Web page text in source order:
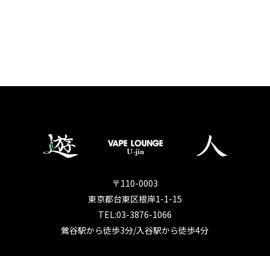
〒110-0003
東京都台東区根岸1-1-15
TEL:03-3876-1066
鶯谷駅から徒歩3分/入谷駅から徒歩4分